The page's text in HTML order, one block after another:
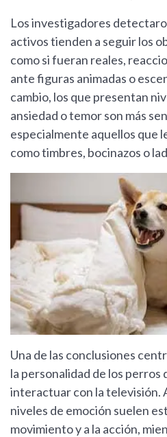
Los investigadores
activos tienden a seguir los
como si fueran reales,
ante figuras animadas o
cambio, los que presentan
ansiedad o temor son más
especialmente aquellos que
como timbres, bocinazos o
Una de las conclusiones
la personalidad de los perros
interactuar con la televisión.
niveles de emoción suelen
movimiento y a la acción,